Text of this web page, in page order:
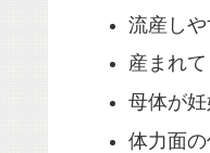
流産し
産まれ
母体が
体力面